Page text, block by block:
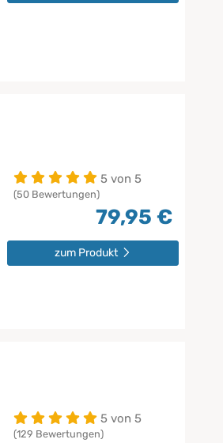
5 von 5
(50 Bewertungen)
79,95 €
zum Produkt
5 von 5
(129 Bewertungen)